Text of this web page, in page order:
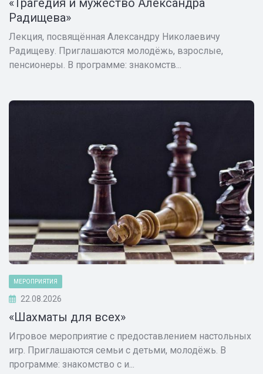
«Трагедия и мужество Александра
Радищева»
Лекция, посвящённая Александру Николаевичу
Радищеву. Приглашаются молодёжь, взрослые,
пенсионеры. В программе: знакомств...
МЕРОПРИЯТИЯ
22.08.2026
«Шахматы для всех»
Игровое мероприятие с предоставлением настольных
игр. Приглашаются семьи с детьми, молодёжь. В
программе: знакомство с и...